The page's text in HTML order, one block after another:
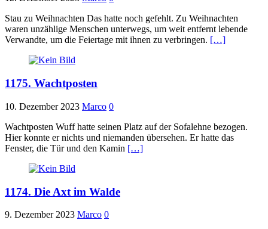
Stau zu Weihnachten Das hatte noch gefehlt. Zu Weihnachten
waren unzählige Menschen unterwegs, um weit entfernt lebende
Verwandte, um die Feiertage mit ihnen zu verbringen. […]
1175. Wachtposten
10. Dezember 2023 Marco 0
Wachtposten Wuff hatte seinen Platz auf der Sofalehne bezogen.
Hier konnte er nichts und niemanden übersehen. Er hatte das
Fenster, die Tür und den Kamin […]
1174. Die Axt im Walde
9. Dezember 2023 Marco 0